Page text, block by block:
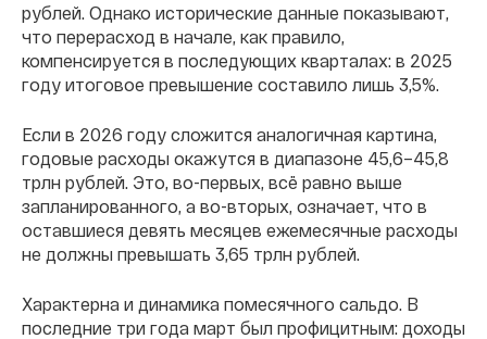
рублей. Однако исторические данные показывают,
что перерасход в начале, как правило,
компенсируется в последующих кварталах: в 2025
году итоговое превышение составило лишь 3,5%.
Если в 2026 году сложится аналогичная картина,
годовые расходы окажутся в диапазоне 45,6–45,8
трлн рублей. Это, во-первых, всё равно выше
запланированного, а во-вторых, означает, что в
оставшиеся девять месяцев ежемесячные расходы
не должны превышать 3,65 трлн рублей.
Характерна и динамика помесячного сальдо. В
последние три года март был профицитным: доходы